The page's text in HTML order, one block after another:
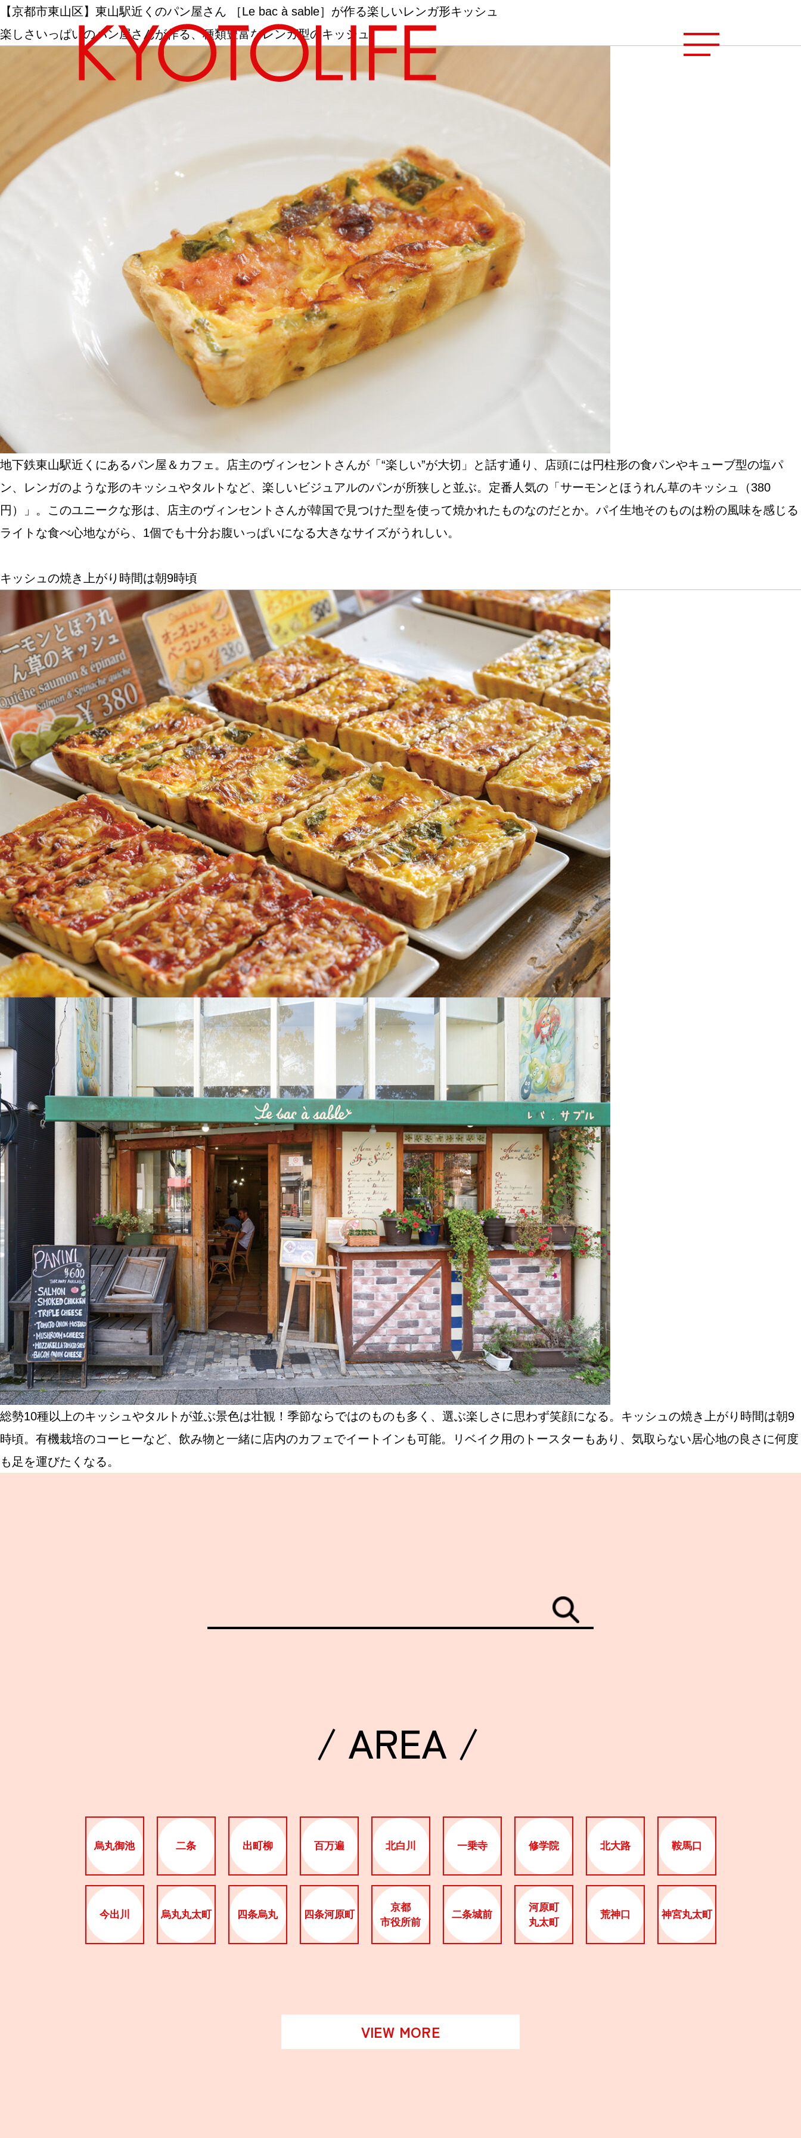
エリアから探す 地図から探す
カテゴリーから探す
SPECIAL NEW OPEN
SERIES
カレーが好き
京都おやつクラブ
私と店のはなし
今月の京みやげ
京都の書店
CULTURE
誠光社で選びました。おすすめの本
紹介します。おすすめのイベント
ABOUT US Instagram
チケットプレゼント応募
【京都市東山区】東山駅近くのパン屋さん ［Le bac à sable］が作る楽しいレンガ形キッシュ
楽しさいっぱいのパン屋さんが作る、種類豊富なレンガ型のキッシュ
地下鉄東山駅近くにあるパン屋＆カフェ。店主のヴィンセントさんが「“楽しい”が大切」と話す通り、店頭には円柱形の食パンやキューブ型の塩パ
ン、レンガのような形のキッシュやタルトなど、楽しいビジュアルのパンが所狭しと並ぶ。定番人気の「サーモンとほうれん草のキッシュ（380
円）」。このユニークな形は、店主のヴィンセントさんが韓国で見つけた型を使って焼かれたものなのだとか。パイ生地そのものは粉の風味を感じる
ライトな食べ心地ながら、1個でも十分お腹いっぱいになる大きなサイズがうれしい。
キッシュの焼き上がり時間は朝9時頃
総勢10種以上のキッシュやタルトが並ぶ景色は壮観！季節ならではのものも多く、選ぶ楽しさに思わず笑顔になる。キッシュの焼き上がり時間は朝9
時頃。有機栽培のコーヒーなど、飲み物と一緒に店内のカフェでイートインも可能。リベイク用のトースターもあり、気取らない居心地の良さに何度
も足を運びたくなる。
/ AREA /
烏丸御池 二条 出町柳 百万遍 北白川 一乗寺 修学院 北大路 鞍馬口
今出川 烏丸丸太町 四条烏丸 四条河原町
京都
市役所前
二条城前
河原町
丸太町
荒神口 神宮丸太町
VIEW MORE